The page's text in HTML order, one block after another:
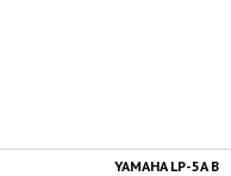
YAMAHA LP-5A B